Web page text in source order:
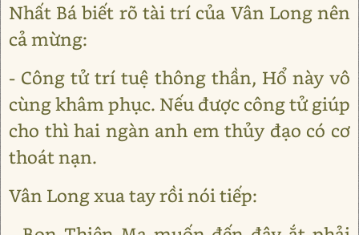
Nhất Bá biết rõ tài trí của Vân Long nên
cả mừng:
- Công tử trí tuệ thông thần, Hổ này vô
cùng khâm phục. Nếu được công tử giúp
cho thì hai ngàn anh em thủy đạo có cơ
thoát nạn.
Vân Long xua tay rồi nói tiếp: